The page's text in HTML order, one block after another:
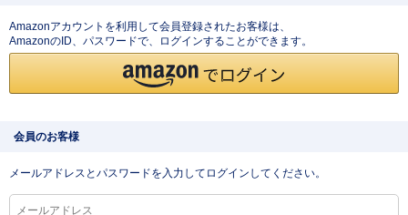
Amazonアカウントを利用して会員登録されたお客様は、
AmazonのID、パスワードで、ログインすることができます。
会員のお客様
メールアドレスとパスワードを入力してログインしてください。